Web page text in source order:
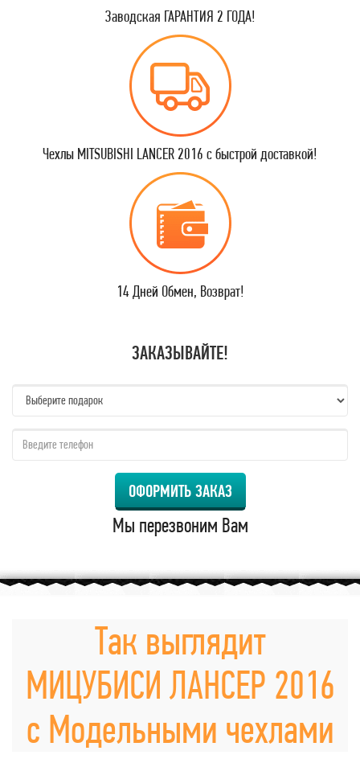
Заводская ГАРАНТИЯ 2 ГОДА!
Чехлы MITSUBISHI LANCER 2016 с быстрой доставкой!
14 Дней Обмен, Возврат!
ЗАКАЗЫВАЙТЕ!
ОФОРМИТЬ ЗАКАЗ
Мы перезвоним Вам
Так выглядит
МИЦУБИСИ ЛАНСЕР 2016
с Модельными чехлами